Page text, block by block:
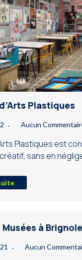
Plastiques
Aucun
Plastiques est
sans en
à
Aucun